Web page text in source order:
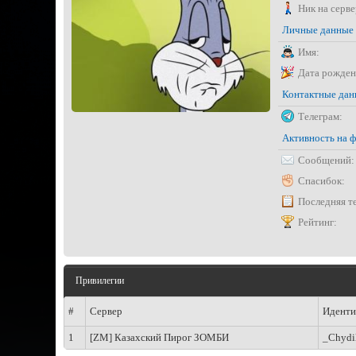
Ник на
Личные данные
Имя:
Дата
Контактные
Телеграм:
Активность на
Сообщений:
Спасибок:
Последняя
Рейтинг:
Привилегии
# Сервер
1 [ZM] Казахский Пирог ЗОМБИ